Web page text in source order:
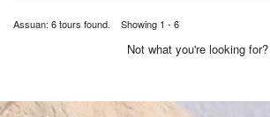
Assuan: 6 tours found. Showing 1 - 6
Not what you're looking for?